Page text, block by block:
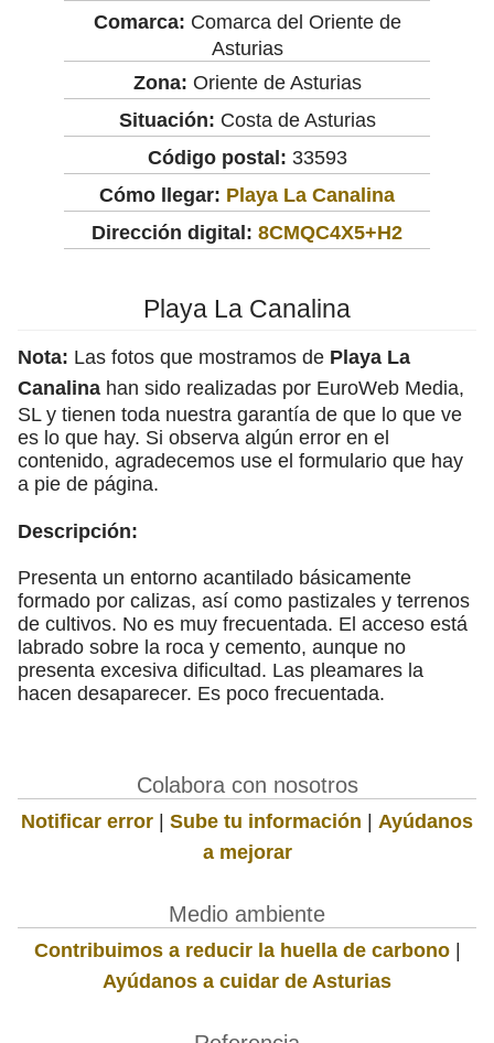
Comarca: Comarca del Oriente de
Asturias
Zona: Oriente de Asturias
Situación: Costa de Asturias
Código postal: 33593
Cómo llegar: Playa La Canalina
Dirección digital: 8CMQC4X5+H2
Playa La Canalina
Nota: Las fotos que mostramos de Playa La
Canalina han sido realizadas por EuroWeb Media,
SL y tienen toda nuestra garantía de que lo que ve
es lo que hay. Si observa algún error en el
contenido, agradecemos use el formulario que hay
a pie de página.
Descripción:
Presenta un entorno acantilado básicamente
formado por calizas, así como pastizales y terrenos
de cultivos. No es muy frecuentada. El acceso está
labrado sobre la roca y cemento, aunque no
presenta excesiva dificultad. Las pleamares la
hacen desaparecer. Es poco frecuentada.
Colabora con nosotros
Notificar error | Sube tu información | Ayúdanos
a mejorar
Medio ambiente
Contribuimos a reducir la huella de carbono|
Ayúdanos a cuidar de Asturias